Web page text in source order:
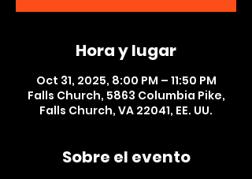
Hora y lugar
Oct 31, 2025, 8:00 PM – 11:50 PM
Falls Church, 5863 Columbia Pike,
Falls Church, VA 22041, EE. UU.
Sobre el evento